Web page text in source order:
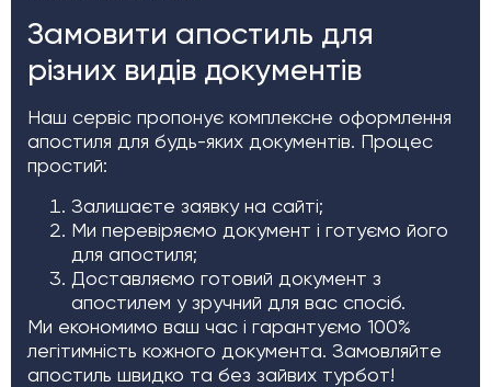
Замовити апостиль для
різних видів документів
Наш сервіс пропонує комплексне оформлення
апостиля для будь-яких документів. Процес
простий:
Залишаєте заявку на сайті;
Ми перевіряємо документ і готуємо його
для апостиля;
Доставляємо готовий документ з
апостилем у зручний для вас спосіб.
Ми економимо ваш час і гарантуємо 100%
легітимність кожного документа. Замовляйте
апостиль швидко та без зайвих турбот!